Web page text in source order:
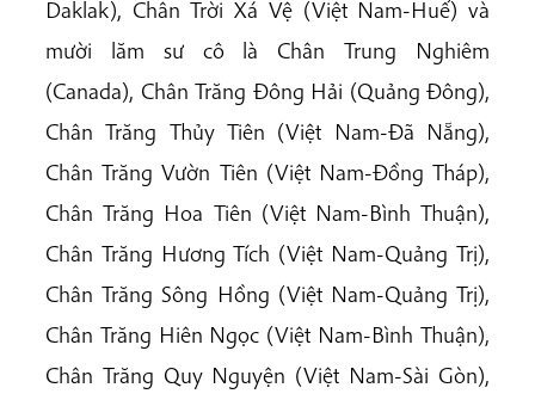
Daklak), Chân Trời Xá Vệ (Việt Nam-Huế) và
mười lăm sư cô là Chân Trung Nghiêm
(Canada), Chân Trăng Đông Hải (Quảng Đông),
Chân Trăng Thủy Tiên (Việt Nam-Đã Nẵng),
Chân Trăng Vườn Tiên (Việt Nam-Đồng Tháp),
Chân Trăng Hoa Tiên (Việt Nam-Bình Thuận),
Chân Trăng Hương Tích (Việt Nam-Quảng Trị),
Chân Trăng Sông Hồng (Việt Nam-Quảng Trị),
Chân Trăng Hiên Ngọc (Việt Nam-Bình Thuận),
Chân Trăng Quy Nguyện (Việt Nam-Sài Gòn),